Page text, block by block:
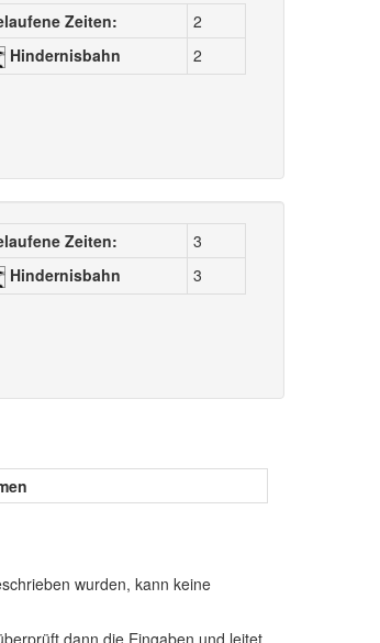
Zeiten:
2
Hindernisbahn
2
Zeiten:
3
Hindernisbahn
3
wurden, kann keine
dann die Eingaben und leitet